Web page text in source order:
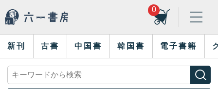
0
新刊 古書 中国書 韓国書 電子書籍